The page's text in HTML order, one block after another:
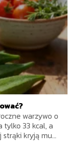
warzywo o
tylko 33 kcal, a
kryją mu...